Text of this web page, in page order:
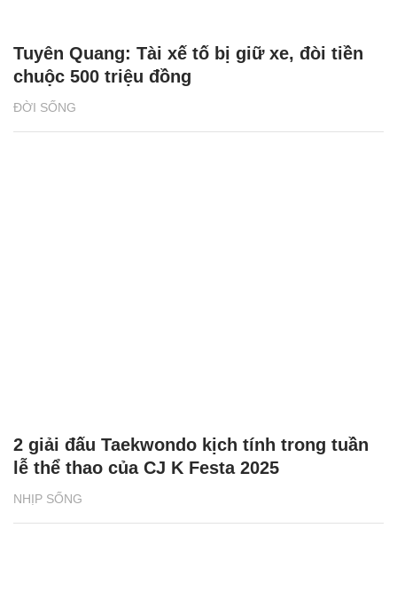
ĐỜI SỐNG
Tuyên Quang: Tài xế tố bị giữ xe, đòi tiền
chuộc 500 triệu đồng
NHỊP SỐNG
2 giải đấu Taekwondo kịch tính trong tuần
lễ thể thao của CJ K Festa 2025